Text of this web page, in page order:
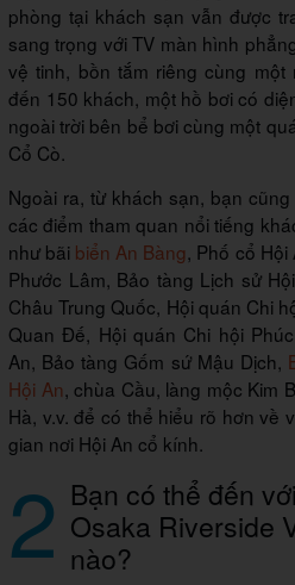
phòng tại khách sạn vẫn được
sang trọng với TV màn hình
vệ tinh, bồn tắm riêng cùng
đến 150 khách, một hồ bơi có
ngoài trời bên bể bơi cùng một
Cổ Cò.
Ngoài ra, từ khách sạn, bạn
các điểm tham quan nổi tiếng
như bãi biển An Bàng, Phố cổ
Phước Lâm, Bảo tàng Lịch sử
Châu Trung Quốc, Hội quán Chi
Quan Đế, Hội quán Chi hội
An, Bảo tàng Gốm sứ Mậu Dịch,
Hội An, chùa Cầu, làng mộc Kim
Hà, v.v. để có thể hiểu rõ hơn về
gian nơi Hội An cổ kính.
2 Bạn có thể đến
Osaka Riverside
nào?